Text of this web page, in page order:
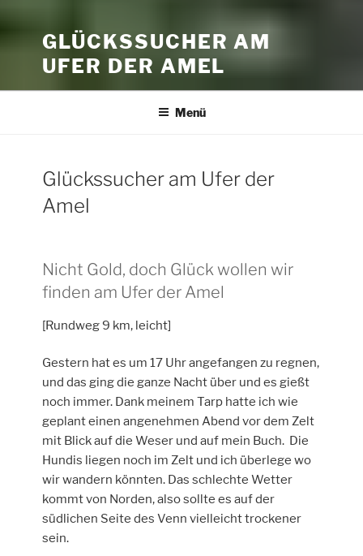
GLÜCKSSUCHER AM
UFER DER AMEL
Menü
Glückssucher am Ufer der
Amel
Nicht Gold, doch Glück wollen wir
finden am Ufer der Amel
[Rundweg 9 km, leicht]
Gestern hat es um 17 Uhr angefangen zu regnen,
und das ging die ganze Nacht über und es gießt
noch immer. Dank meinem Tarp hatte ich wie
geplant einen angenehmen Abend vor dem Zelt
mit Blick auf die Weser und auf mein Buch. Die
Hundis liegen noch im Zelt und ich überlege wo
wir wandern könnten. Das schlechte Wetter
kommt von Norden, also sollte es auf der
südlichen Seite des Venn vielleicht trockener
sein.